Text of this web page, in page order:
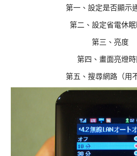
第一、設定是否顯示
第二、設定省電休眠
第三、亮度
第四、畫面亮燈時
第五、搜尋網路（用